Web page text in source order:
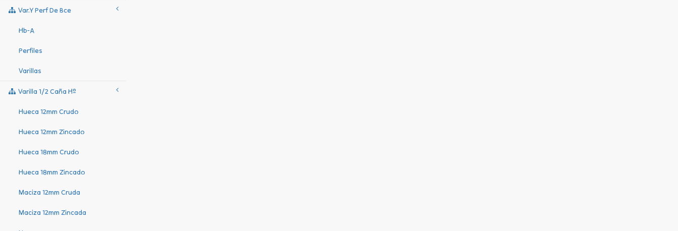
Var.y Perf De Bce
Hb-A
Perfiles
Varillas
Varilla 1/2 Caña Hº
Hueca 12mm Crudo
Hueca 12mm Zincado
Hueca 18mm Crudo
Hueca 18mm Zincado
Maciza 12mm Cruda
Maciza 12mm Zincada